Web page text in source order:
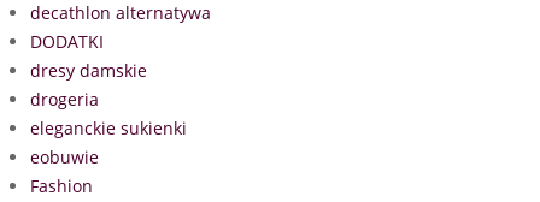
decathlon alternatywa
DODATKI
dresy damskie
drogeria
eleganckie sukienki
eobuwie
Fashion